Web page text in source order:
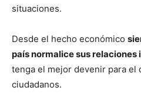
situaciones.
Desde el hecho económico
país normalice sus
tenga el mejor devenir para el
ciudadanos.